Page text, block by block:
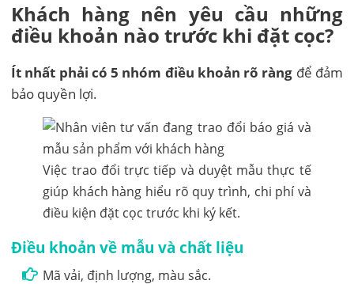
Khách hàng nên yêu cầu những
điều khoản nào trước khi đặt cọc?
Ít nhất phải có 5 nhóm điều khoản rõ ràng để đảm
bảo quyền lợi.
Việc trao đổi trực tiếp và duyệt mẫu thực tế
giúp khách hàng hiểu rõ quy trình, chi phí và
điều kiện đặt cọc trước khi ký kết.
Điều khoản về mẫu và chất liệu
Mã vải, định lượng, màu sắc.